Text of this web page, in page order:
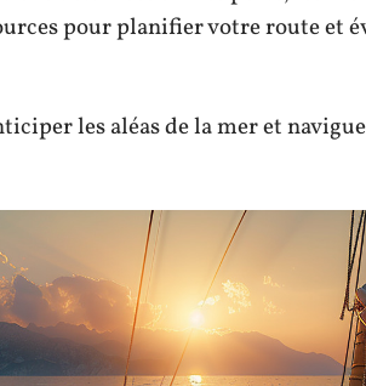
pour planifier votre route et
les aléas de la mer et